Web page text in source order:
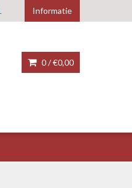
Informatie
0 /€0,00